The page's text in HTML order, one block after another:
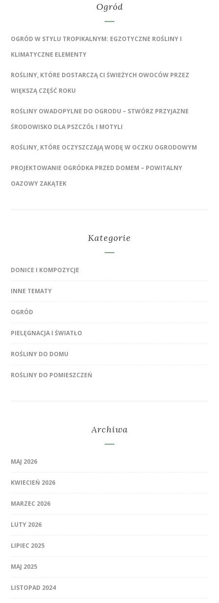
Ogród
OGRÓD W STYLU TROPIKALNYM: EGZOTYCZNE ROŚLINY I
KLIMATYCZNE ELEMENTY
ROŚLINY, KTÓRE DOSTARCZĄ CI ŚWIEŻYCH OWOCÓW PRZEZ
WIĘKSZĄ CZĘŚĆ ROKU
ROŚLINY OWADOPYLNE DO OGRODU – STWÓRZ PRZYJAZNE
ŚRODOWISKO DLA PSZCZÓŁ I MOTYLI
ROŚLINY, KTÓRE OCZYSZCZAJĄ WODĘ W OCZKU OGRODOWYM
PROJEKTOWANIE OGRÓDKA PRZED DOMEM – POWITALNY
OAZOWY ZAKĄTEK
Kategorie
DONICE I KOMPOZYCJE
INNE TEMATY
OGRÓD
PIELĘGNACJA I ŚWIATŁO
ROŚLINY DO DOMU
ROŚLINY DO POMIESZCZEŃ
Archiwa
MAJ 2026
KWIECIEŃ 2026
MARZEC 2026
LUTY 2026
LIPIEC 2025
MAJ 2025
LISTOPAD 2024